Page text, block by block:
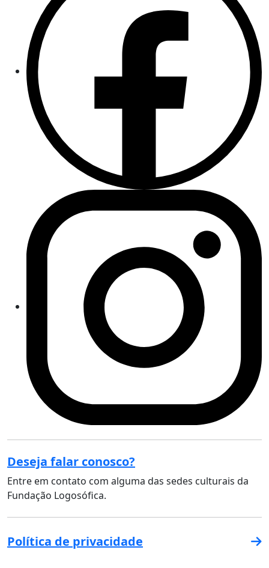
Deseja falar conosco?
Entre em contato com alguma das sedes culturais da
Fundação Logosófica.
Política de privacidade